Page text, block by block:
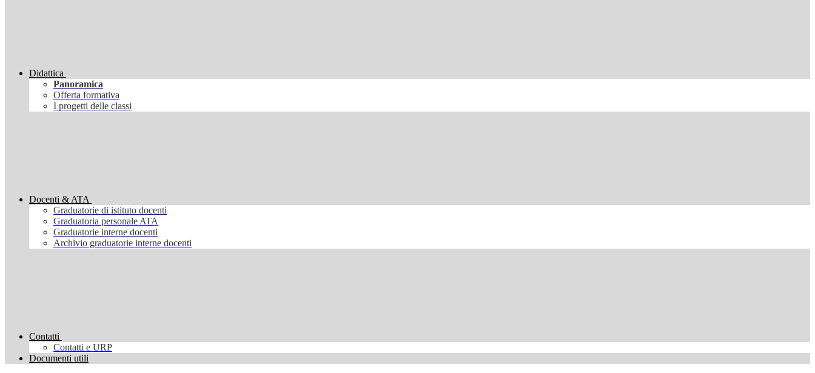
Didattica
Panoramica
Offerta formativa
I progetti delle classi
Docenti & ATA
Graduatorie di istituto docenti
Graduatoria personale ATA
Graduatorie interne docenti
Archivio graduatorie interne docenti
Contatti
Contatti e URP
Documenti utili